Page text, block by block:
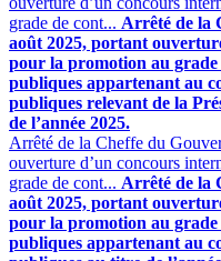
grade de cont... Arrêté de la
août 2025, portant
pour la promotion au grade
publiques appartenant au
publiques relevant de la
de l’année 2025.
Arrêté de la Cheffe du
ouverture d’un concours
grade de cont... Arrêté de la
août 2025, portant
pour la promotion au grade
publiques appartenant au